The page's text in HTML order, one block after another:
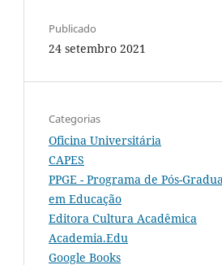
Publicado
24 setembro 2021
Categorias
Oficina Universitária
CAPES
PPGE - Programa de Pós-
em Educação
Editora Cultura Acadêmica
Academia.Edu
Google Books